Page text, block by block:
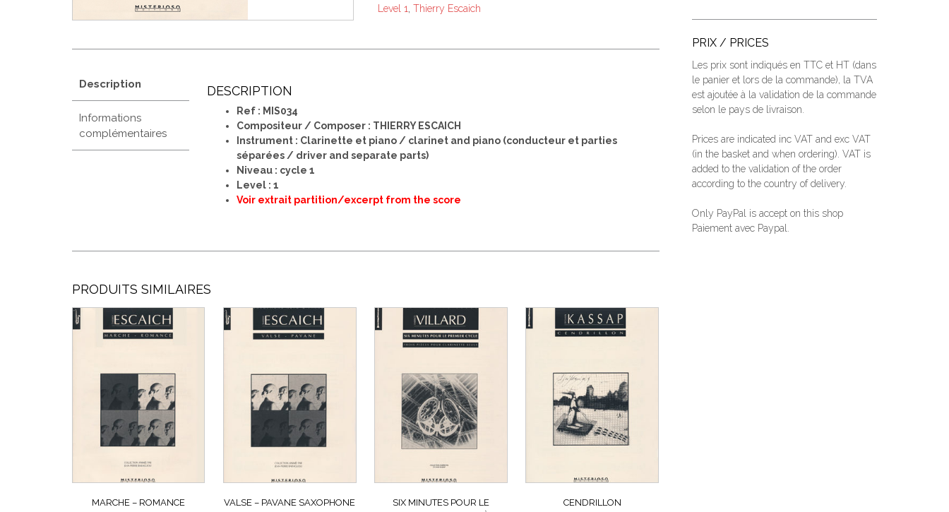
Level 1, Thierry Escaich
Description
Informations
complémentaires
DESCRIPTION
Ref : MIS034
Compositeur / Composer : THIERRY ESCAICH
Instrument : Clarinette et piano / clarinet and piano (conducteur et parties
séparées / driver and separate parts)
Niveau : cycle 1
Level : 1
Voir extrait partition/excerpt from the score
PRODUITS SIMILAIRES
MARCHE – ROMANCE
VALSE – PAVANE SAXOPHONE
SIX MINUTES POUR LE
CENDRILLON
PRIX / PRICES
Les prix sont indiqués en TTC et HT (dans
le panier et lors de la commande), la TVA
est ajoutée à la validation de la commande
selon le pays de livraison.
Prices are indicated inc VAT and exc VAT
(in the basket and when ordering). VAT is
added to the validation of the order
according to the country of delivery.
Only PayPal is accept on this shop
Paiement avec Paypal.